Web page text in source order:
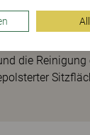
wurden in
sich der Stuhl
die